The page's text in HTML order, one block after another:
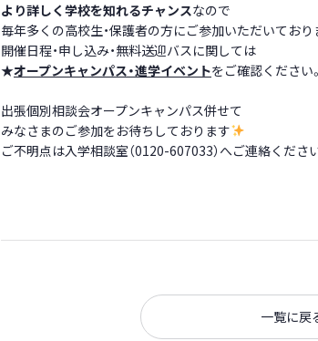
より詳しく学校を知れるチャンスなので
毎年多くの高校生・保護者の方にご参加いただいてお
開催日程・申し込み・無料送迎バスに関しては
★オープンキャンパス・進学イベントをご確認ください。
出張個別相談会オープンキャンパス併せて
みなさまのご参加をお待ちしております
ご不明点は入学相談室（0120-607033）へご連絡ください
一覧に戻